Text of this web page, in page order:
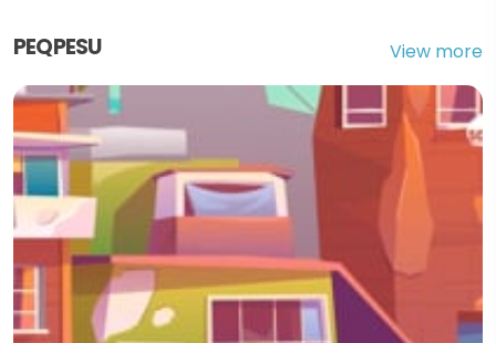
PEQPESU View more